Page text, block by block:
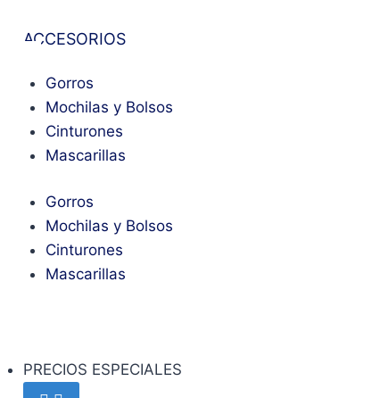
ACCESORIOS
Gorros
Mochilas y Bolsos
Cinturones
Mascarillas
Gorros
Mochilas y Bolsos
Cinturones
Mascarillas
PRECIOS ESPECIALES